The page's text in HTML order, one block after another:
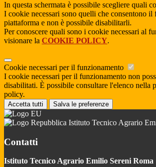
In questa schermata è possibile scegliere quali
I cookie necessari sono quelli che consentono il
piattaforma e non è possibile disabilitarli.
Per conoscere quali sono i cookie necessari al
visionare la COOKIE POLICY.
Cookie necessari per il funzionamento
I cookie necessari per il funzionamento non
disabilitati. È possibile consultare l'elenco nella
policy.
Accetta tutti Salva le preferenze
Istituto Tecnico Agrario
Contatti
Istituto Tecnico Agrario Emilio Sereni Roma